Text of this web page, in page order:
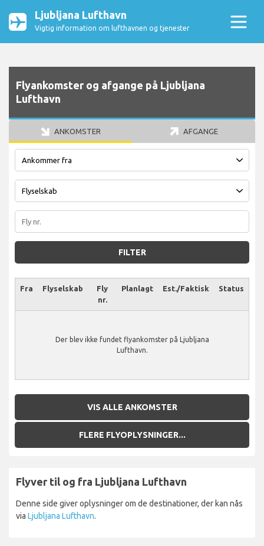
Ljubljana Lufthavn
Vigtig information om lufthavnen og tjenester
Flyankomster og afgange på Ljubljana
Lufthavn
ANKOMSTER AFGANGE
FILTER
Fra Flyselskab
Fly
nr.
Planlagt Est./Faktisk Status
Der blev ikke fundet flyankomster på Ljubljana
Lufthavn.
VIS ALLE ANKOMSTER
FLERE FLYOPLYSNINGER...
Flyver til og fra Ljubljana Lufthavn
Denne side giver oplysninger om de destinationer, der kan nås
via Ljubljana Lufthavn.